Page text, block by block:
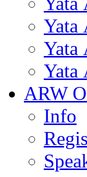
Yata
Yata
Yata
ARW
Info